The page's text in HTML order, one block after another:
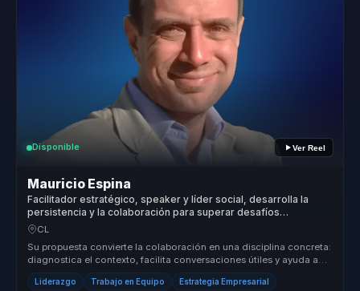
Disponible Ver Reel
Mauricio Espina
Facilitador estratégico, speaker y líder social, desarrolla la
persistencia y la colaboración para superar desafíos
complejos sin colapsar en el camino
CL
Su propuesta convierte la colaboración en una disciplina concreta:
diagnostica el contexto, facilita conversaciones útiles y ayuda a
equi...
Liderazgo Trabajo en Equipo Estrategia Empresarial